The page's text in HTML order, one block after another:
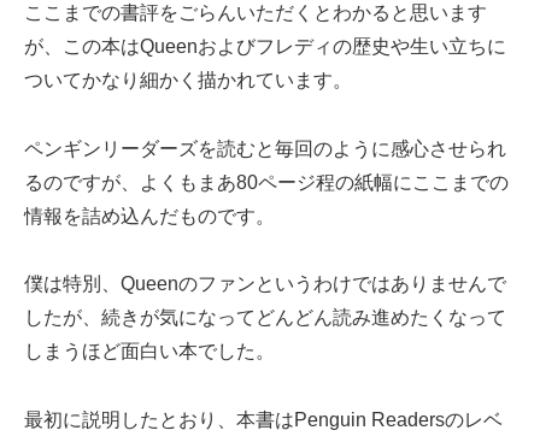
ここまでの書評をごらんいただくとわかると思います
が、この本はQueenおよびフレディの歴史や生い立ちに
ついてかなり細かく描かれています。
ペンギンリーダーズを読むと毎回のように感心させられ
るのですが、よくもまあ80ページ程の紙幅にここまでの
情報を詰め込んだものです。
僕は特別、Queenのファンというわけではありませんで
したが、続きが気になってどんどん読み進めたくなって
しまうほど面白い本でした。
最初に説明したとおり、本書はPenguin Readersのレベ